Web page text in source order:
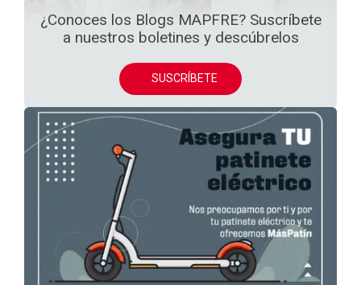
¿Conoces los Blogs MAPFRE? Suscríbete
a nuestros boletines y descúbrelos
SUSCRÍBETE